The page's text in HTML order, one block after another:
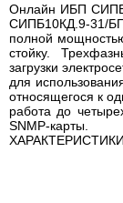
Онлайн ИБП
СИПБ10КД.9-31/
полной
стойку.
загрузки
для
относящегося к
работа до
SNMP-